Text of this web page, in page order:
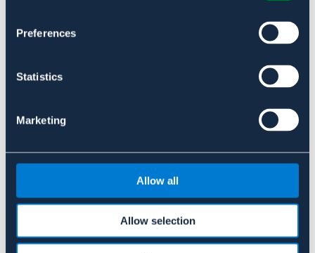
Preferences
Statistics
Marketing
Allow all
Allow selection
About the brand